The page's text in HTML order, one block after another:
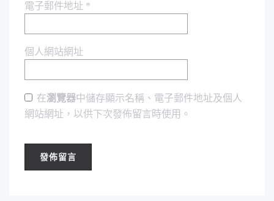
電子郵件地址 *
個人網站網址
在瀏覽器中儲存顯示名稱、電子郵件地址及個人
網站網址，以供下次發佈留言時使用。